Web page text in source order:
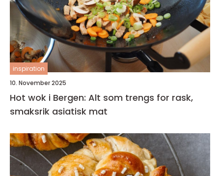
inspiration
10. November 2025
Hot wok i Bergen: Alt som trengs for rask,
smaksrik asiatisk mat